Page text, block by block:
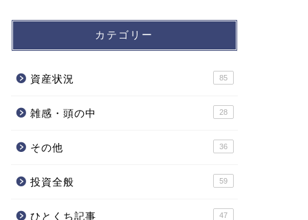
カテゴリー
資産状況 85
雑感・頭の中 28
その他 36
投資全般 59
ひとくち記事 47